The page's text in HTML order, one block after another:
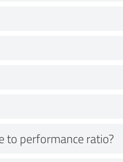
to performance ratio?